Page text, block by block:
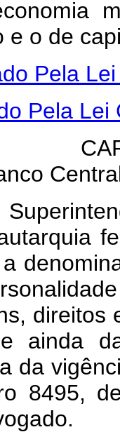
e o de
Pela
Pela Lei
direitos
ainda
da
8495,